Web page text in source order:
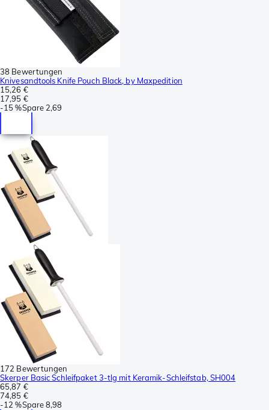
38 Bewertungen
Knivesandtools Knife Pouch Black, by Maxpedition
15,26 €
17,95 €
-15 %Spare 2,69
172 Bewertungen
Skerper Basic Schleifpaket 3-tlg mit Keramik-Schleifstab, SH004
65,87 €
74,85 €
-12 %Spare8,98